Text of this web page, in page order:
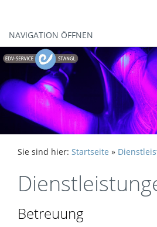
NAVIGATION ÖFFNEN
Sie sind hier: Startseite »
Betreuung